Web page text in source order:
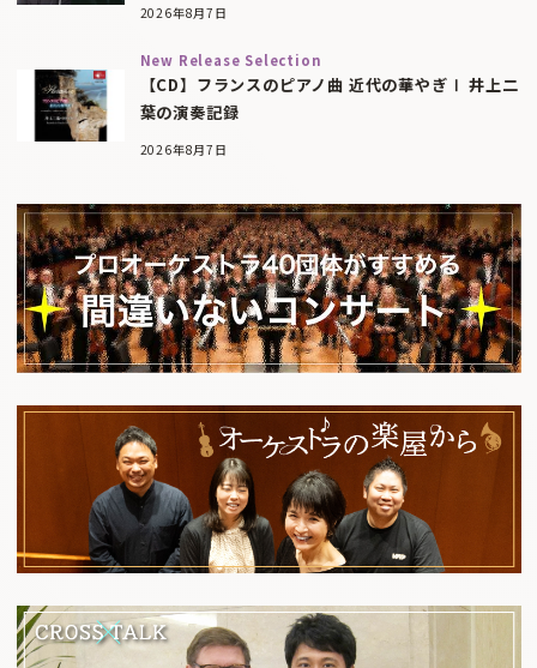
2026年8月7日
New Release Selection
【CD】フランスのピアノ曲 近代の華やぎⅠ 井上二
葉の演奏記録
2026年8月7日